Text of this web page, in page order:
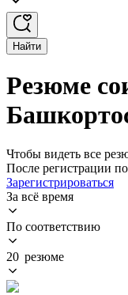
Найти
Резюме
Чтобы видеть все
После регистрации
Зарегистрироваться
За всё время
По соответствию
20 резюме